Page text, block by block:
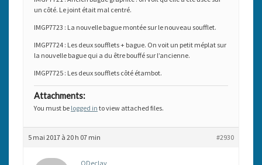
un côté. Le joint était mal centré.
IMGP7723 : La nouvelle bague montée sur le nouveau soufflet.
IMGP7724 : Les deux soufflets + bague. On voit un petit méplat sur
la nouvelle bague qui a du être bouffé sur l’ancienne.
IMGP7725 : Les deux soufflets côté étambot.
Attachments:
You must be logged in to view attached files.
5 mai 2017 à 20 h 07 min #2930
ODeclav